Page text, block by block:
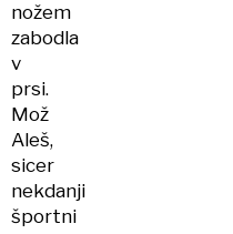
nožem
zabodla
v
prsi.
Mož
Aleš,
sicer
nekdanji
športni